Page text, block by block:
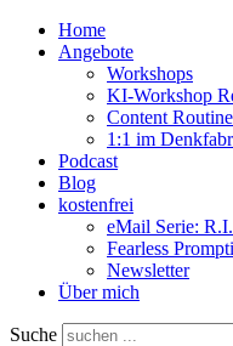
Home
Angebote
Workshops
KI-Workshop
Content
1:1 im
Podcast
Blog
kostenfrei
eMail Serie:
Fearless
Newsletter
Über mich
Suche